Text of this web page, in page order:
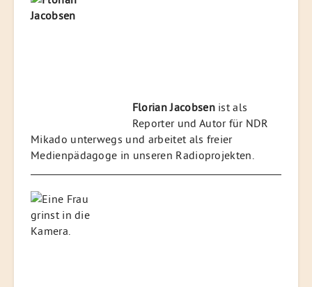
Florian Jacobsenist als
Reporter und Autor für NDR
Mikado unterwegs und arbeitet als freier
Medienpädagoge in unseren Radioprojekten.